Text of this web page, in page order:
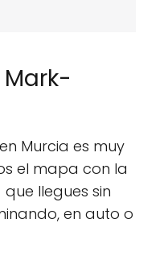
Murcia es muy
el mapa con la
llegues sin
en auto o